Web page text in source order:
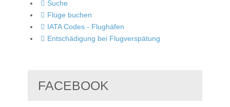
Suche
Flüge buchen
IATA Codes - Flughäfen
Entschädigung bei Flugverspätung
FACEBOOK